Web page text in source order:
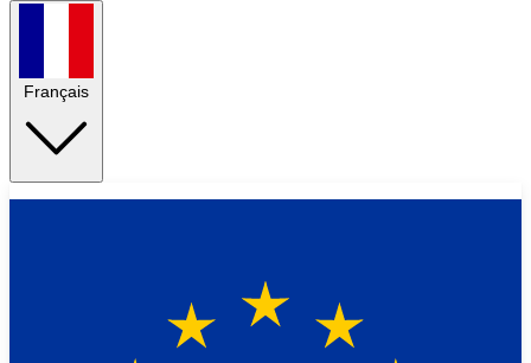
Français